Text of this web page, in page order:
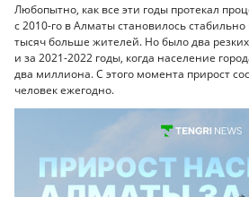
Любопытно, как все эти годы протекал
с 2010-го в Алматы становилось стабильно
тысяч больше жителей. Но было два резких
и за 2021-2022 годы, когда население
два миллиона. С этого момента прирост
человек ежегодно.